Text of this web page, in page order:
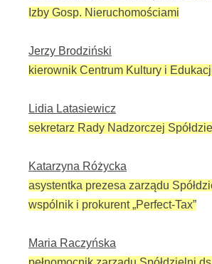
Izby Gosp. Nieruchomościami
Jerzy Brodziński
kierownik Centrum Kultury i
Lidia Latasiewicz
sekretarz Rady Nadzorczej
Katarzyna Różycka
asystentka prezesa zarządu
wspólnik i prokurent „Perfect-Tax”
Maria Raczyńska